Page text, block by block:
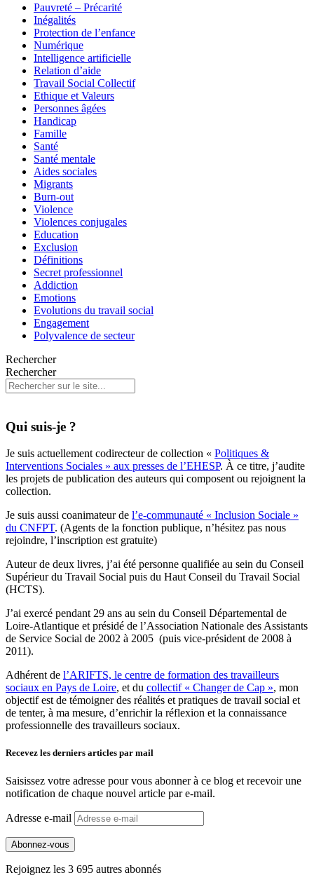
Pauvreté – Précarité
Inégalités
Protection de l’enfance
Numérique
Intelligence artificielle
Relation d’aide
Travail Social Collectif
Ethique et Valeurs
Personnes âgées
Handicap
Famille
Santé
Santé mentale
Aides sociales
Migrants
Burn-out
Violence
Violences conjugales
Education
Exclusion
Définitions
Secret professionnel
Addiction
Emotions
Evolutions du travail social
Engagement
Polyvalence de secteur
Rechercher
Rechercher
Qui suis-je ?
Je suis actuellement codirecteur de collection « Politiques &
Interventions Sociales » aux presses de l’EHESP. À ce titre, j’audite
les projets de publication des auteurs qui composent ou rejoignent la
collection.
Je suis aussi coanimateur de l’e-communauté « Inclusion Sociale »
du CNFPT. (Agents de la fonction publique, n’hésitez pas nous
rejoindre, l’inscription est gratuite)
Auteur de deux livres, j’ai été personne qualifiée au sein du Conseil
Supérieur du Travail Social puis du Haut Conseil du Travail Social
(HCTS).
J’ai exercé pendant 29 ans au sein du Conseil Départemental de
Loire-Atlantique et présidé de l’Association Nationale des Assistants
de Service Social de 2002 à 2005 (puis vice-président de 2008 à
2011).
Adhérent de l’ARIFTS, le centre de formation des travailleurs
sociaux en Pays de Loire, et du collectif « Changer de Cap », mon
objectif est de témoigner des réalités et pratiques de travail social et
de tenter, à ma mesure, d’enrichir la réflexion et la connaissance
professionnelle des travailleurs sociaux.
Recevez les derniers articles par mail
Saisissez votre adresse pour vous abonner à ce blog et recevoir une
notification de chaque nouvel article par e-mail.
Adresse e-mail
Abonnez-vous
Rejoignez les 3 695 autres abonnés